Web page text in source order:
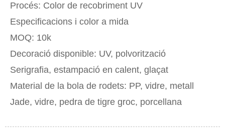
Procés: Color de recobriment UV
Especificacions i color a mida
MOQ: 10k
Decoració disponible: UV, polvorització
Serigrafia, estampació en calent, glaçat
Material de la bola de rodets: PP, vidre, metall
Jade, vidre, pedra de tigre groc, porcellana